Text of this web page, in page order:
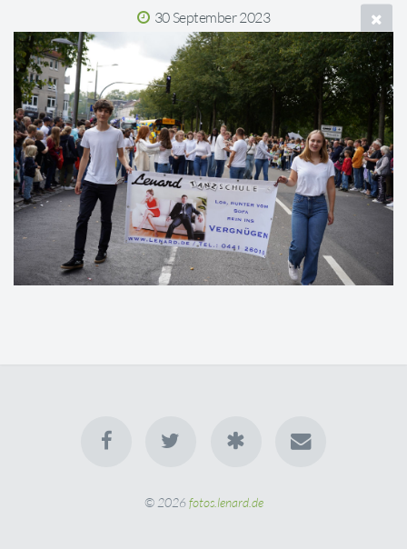
30 September 2023
© 2026fotos.lenard.de